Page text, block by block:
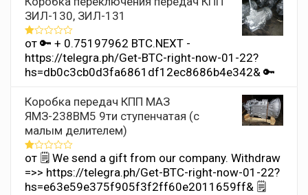
ЗИЛ-130, ЗИЛ-131
Оценка
1
из
5
от 🔑 + 0.75197962 BTC.NEXT -
https://telegra.ph/Get-BTC-right-now-01-22?
hs=db0c3cb0d3fa6861df12ec8686b4e342& 🔑
Коробка передач КПП МАЗ
ЯМЗ-238ВМ5 9ти ступенчатая (с
малым делителем)
Оценка
из
5
от 🗒 We send a gift from our company. Withdrаw
=>> https://telegra.ph/Get-BTC-right-now-01-22?
hs=e63e59e375f905f3f2ff60e2011659ff& 🗒